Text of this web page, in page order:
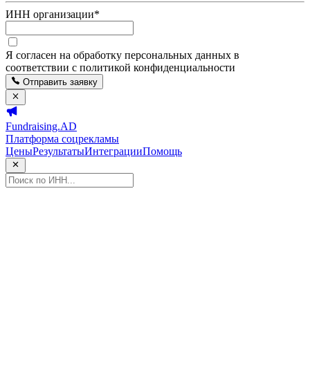
ИНН организации*
Я согласен на обработку персональных данных в
соответствии с политикой конфиденциальности
Отправить заявку
Fundraising.AD
Платформа соцрекламы
ЦеныРезультатыИнтеграцииПомощь